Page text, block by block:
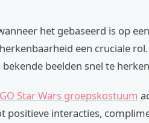
het gebaseerd is op
een cruciale
beelden snel te
Star Wars groepskostuum
positieve interacties,